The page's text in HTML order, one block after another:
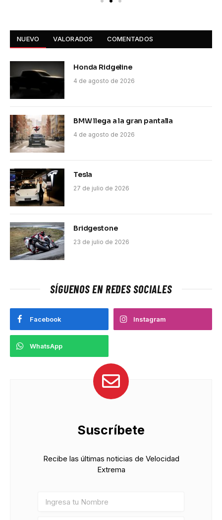
NUEVO VALORADOS COMENTADOS
Honda Ridgeline
4 de agosto de 2026
BMW llega a la gran pantalla
4 de agosto de 2026
Tesla
27 de julio de 2026
Bridgestone
23 de julio de 2026
SÍGUENOS EN REDES SOCIALES
Facebook Instagram
WhatsApp
Suscríbete
Recibe las últimas noticias de Velocidad
Extrema